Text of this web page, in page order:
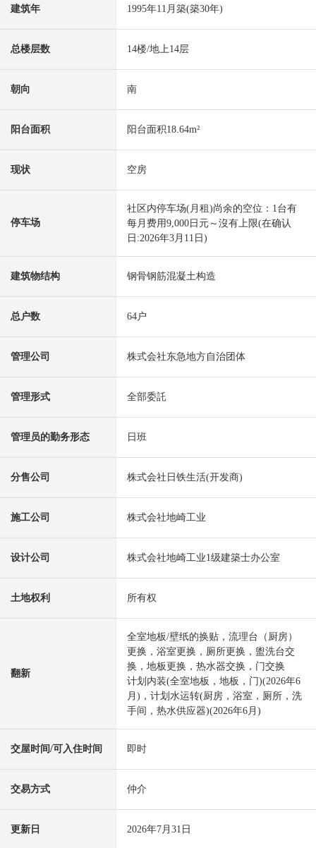
建筑年 1995年11月築(築30年)
总楼层数 14楼/地上14层
朝向 南
阳台面积 阳台面积18.64m²
现状 空房
停车场
社区内停车场(月租)尚余的空位：1台有
每月费用9,000日元～沒有上限(在确认
日:2026年3月11日)
建筑物结构 钢骨钢筋混凝土构造
总户数 64户
管理公司 株式会社东急地方自治团体
管理形式 全部委託
管理员的勤务形态 日班
分售公司 株式会社日铁生活(开发商)
施工公司 株式会社地崎工业
设计公司 株式会社地崎工业1级建築士办公室
土地权利 所有权
翻新
全室地板/壁纸的换贴，流理台（厨房）
更换，浴室更换，厕所更换，盥洗台交
换，地板更换，热水器交换，门交换
计划内装(全室地板，地板，门)(2026年6
月)，计划水运转(厨房，浴室，厕所，洗
手间，热水供应器)(2026年6月)
交屋时间/可入住时间 即时
交易方式 仲介
更新日 2026年7月31日